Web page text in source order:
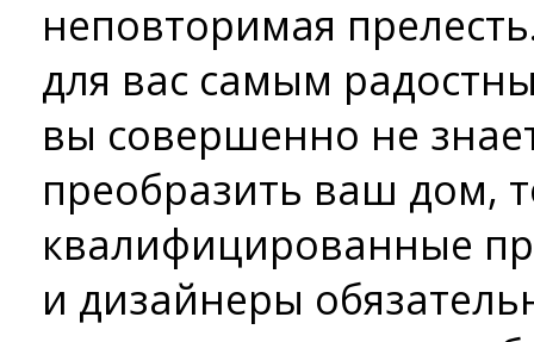
неповторимая
для вас самым
вы совершенно не
преобразить ваш дом,
квалифицированные
и дизайнеры